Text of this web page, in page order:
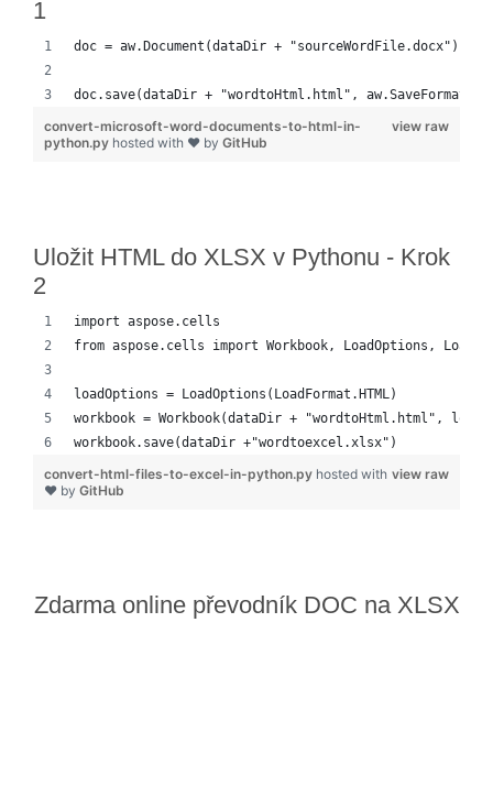
1
doc = aw.Document(dataDir + "sourceWordFile.docx")
doc.save(dataDir + "wordtoHtml.html",
view raw
convert-microsoft-word-documents-to-html-in-
python.py hosted with ❤ by GitHub
Uložit HTML do XLSX v Pythonu - Krok
2
import aspose.cells
from aspose.cells import Workbook, LoadOptions,
loadOptions = LoadOptions(LoadFormat.HTML)
workbook = Workbook(dataDir + "wordtoHtml.html",
workbook.save(dataDir +"wordtoexcel.xlsx")
view raw
convert-html-files-to-excel-in-python.py hosted with
❤ by GitHub
Zdarma online převodník DOC na XLSX